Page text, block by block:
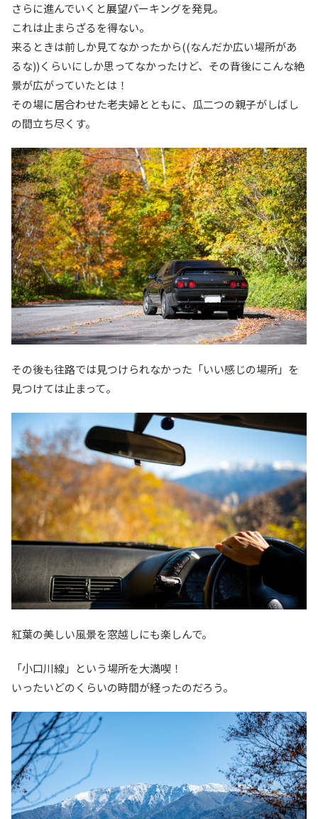
さらに進んでいくと展望パーキングを発見。
これは止まらざるを得ない。
来るときは前しか見てなかったから((なんだか広い場所があ
るな))くらいにしか思ってなかったけど、その背後にこんな絶
景が広がっていたとは！
その場に居合わせた老夫婦とともに、瓜二つの親子がしばし
の間立ち尽くす。
その後も往路では見つけられなかった「いい感じの場所」を
見つけては止まって。
紅葉の美しい風景を窓越しにも楽しんで。
「小口川線」という場所を大満喫！
いったいどのくらいの時間が経ったのだろう。